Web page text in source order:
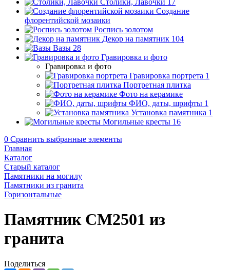
Столики, Лавочки 17
Создание
флорентийской мозаики
Роспись золотом
Декор на памятник 104
Вазы 28
Гравировка и фото
Гравировка и фото
Гравировка портрета 1
Портретная плитка
Фото на керамике
ФИО, даты, шрифты 1
Установка памятника 1
Могильные кресты 16
0 Сравнить выбранные элементы
Главная
Каталог
Старый каталог
Памятники на могилу
Памятники из гранита
Горизонтальные
Памятник CM2501 из
гранита
Поделиться